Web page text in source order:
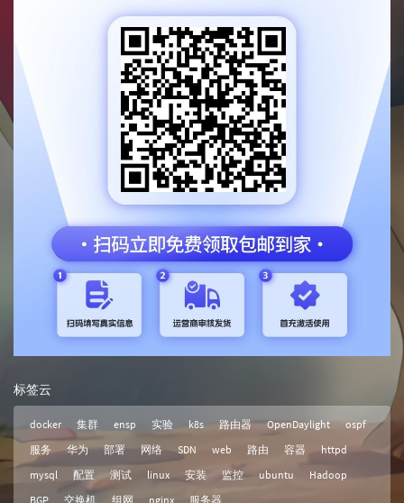
标签云
docker 集群 ensp 实验 k8s 路由器 OpenDaylight
ospf
服务
华为 部署 网络 SDN web 路由 容器
httpd
mysql
配置 测试 linux 安装 监控 ubuntu
Hadoop
BGP
交换机 组网 nginx 服务器